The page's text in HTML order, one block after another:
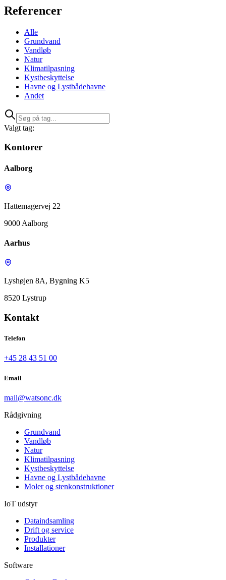
Referencer
Alle
Grundvand
Vandløb
Natur
Klimatilpasning
Kystbeskyttelse
Havne og Lystbådehavne
Andet
Valgt tag:
Kontorer
Aalborg
Hattemagervej 22
9000 Aalborg
Aarhus
Lyshøjen 8A, Bygning K5
8520 Lystrup
Kontakt
Telefon
+45 28 43 51 00
Email
mail@watsonc.dk
Rådgivning
Grundvand
Vandløb
Natur
Klimatilpasning
Kystbeskyttelse
Havne og Lystbådehavne
Moler og stenkonstruktioner
IoT udstyr
Dataindsamling
Drift og service
Produkter
Installationer
Software